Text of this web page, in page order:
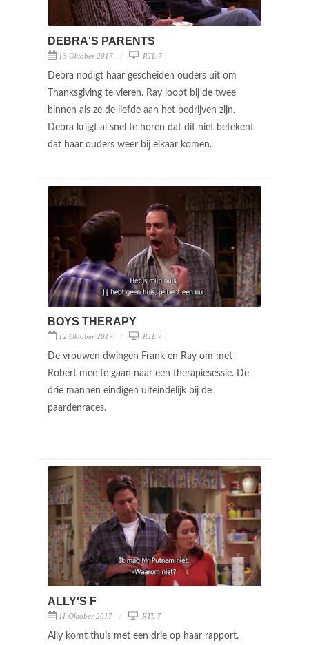
DEBRA'S PARENTS
13 Oktober 2017 RTL 7
Debra nodigt haar gescheiden ouders uit om
Thanksgiving te vieren. Ray loopt bij de twee
binnen als ze de liefde aan het bedrijven zijn.
Debra krijgt al snel te horen dat dit niet betekent
dat haar ouders weer bij elkaar komen.
BOYS THERAPY
12 Oktober 2017 RTL 7
De vrouwen dwingen Frank en Ray om met
Robert mee te gaan naar een therapiesessie. De
drie mannen eindigen uiteindelijk bij de
paardenraces.
ALLY'S F
11 Oktober 2017 RTL 7
Ally komt thuis met een drie op haar rapport.